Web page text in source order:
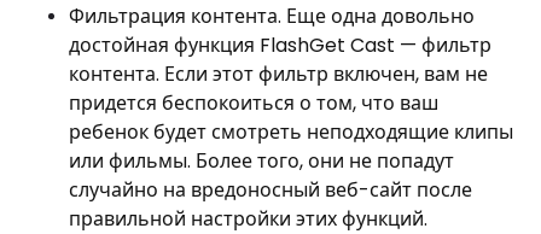
Фильтрация контента. Еще одна довольно
достойная функция FlashGet Cast — фильтр
контента. Если этот фильтр включен, вам не
придется беспокоиться о том, что ваш
ребенок будет смотреть неподходящие клипы
или фильмы. Более того, они не попадут
случайно на вредоносный веб-сайт после
правильной настройки этих функций.